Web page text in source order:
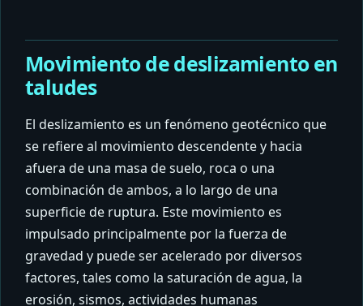
Movimiento de deslizamiento en
taludes
El deslizamiento es un fenómeno geotécnico que
se refiere al movimiento descendente y hacia
afuera de una masa de suelo, roca o una
combinación de ambos, a lo largo de una
superficie de ruptura. Este movimiento es
impulsado principalmente por la fuerza de
gravedad y puede ser acelerado por diversos
factores, tales como la saturación de agua, la
erosión, sismos, actividades humanas